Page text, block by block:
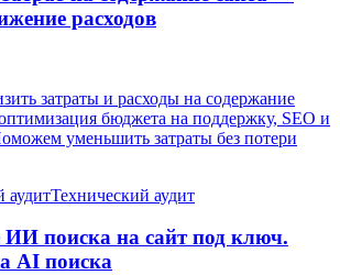
расходов
затраты и расходы на содержание
оптимизация бюджета на поддержку, SEO и
уменьшить затраты без потери
аудитТехнический аудит
ИИ поиска на сайт под ключ.
AI поиска